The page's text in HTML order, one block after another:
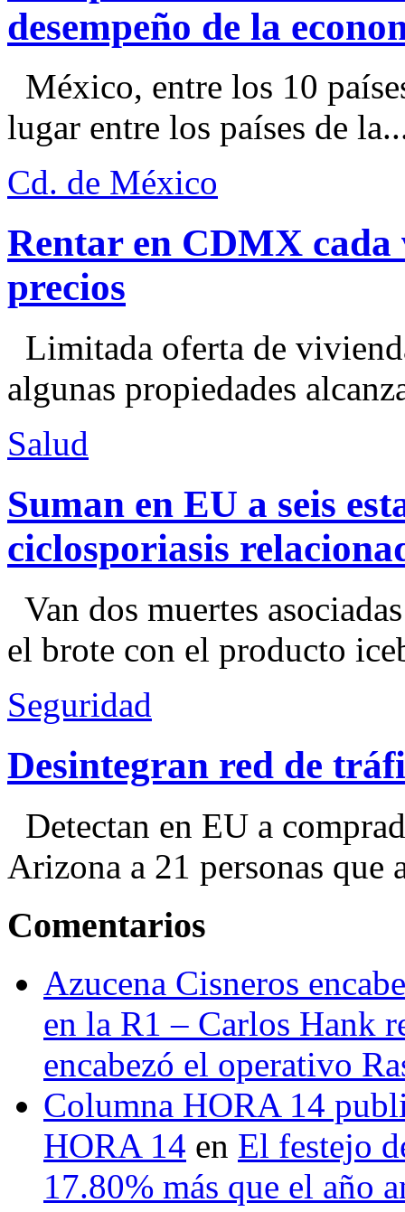
desempeño de la
México, entre los 10
lugar entre los países de
Cd. de México
Rentar en CDMX cada
precios
Limitada oferta de
algunas propiedades
Salud
Suman en EU a seis
ciclosporiasis
Van dos muertes
el brote con el producto
Seguridad
Desintegran red de
Detectan en EU a
Arizona a 21 personas que
Comentarios
Azucena Cisneros
en la R1 – Carlos Hank
encabezó el operativo
Columna HORA 14
HORA 14 en El festejo
17.80% más que el año